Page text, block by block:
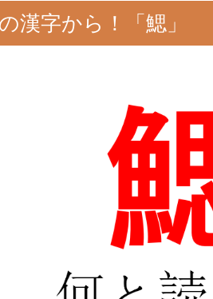
漢字から！「鰓」